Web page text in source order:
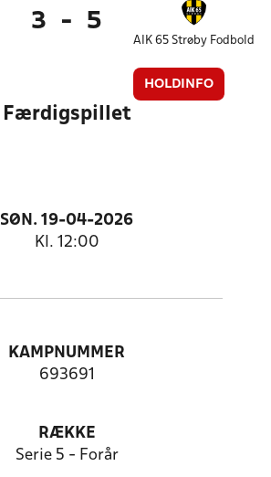
3 - 5
AIK 65 Strøby Fodbold
HOLDINFO
Færdigspillet
SØN. 19-04-2026
Kl. 12:00
KAMPNUMMER
693691
RÆKKE
Serie 5 - Forår